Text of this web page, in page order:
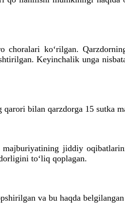
choralari ko‘rilgan.
Keyinchalik unga
bilan qarzdorga 15 sutka
majburiyatining jiddiy
to‘liq qoplagan.
va bu haqda